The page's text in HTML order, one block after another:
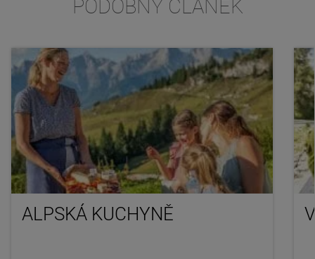
PODOBNÝ ČLÁNEK
ALPSKÁ KUCHYNĚ